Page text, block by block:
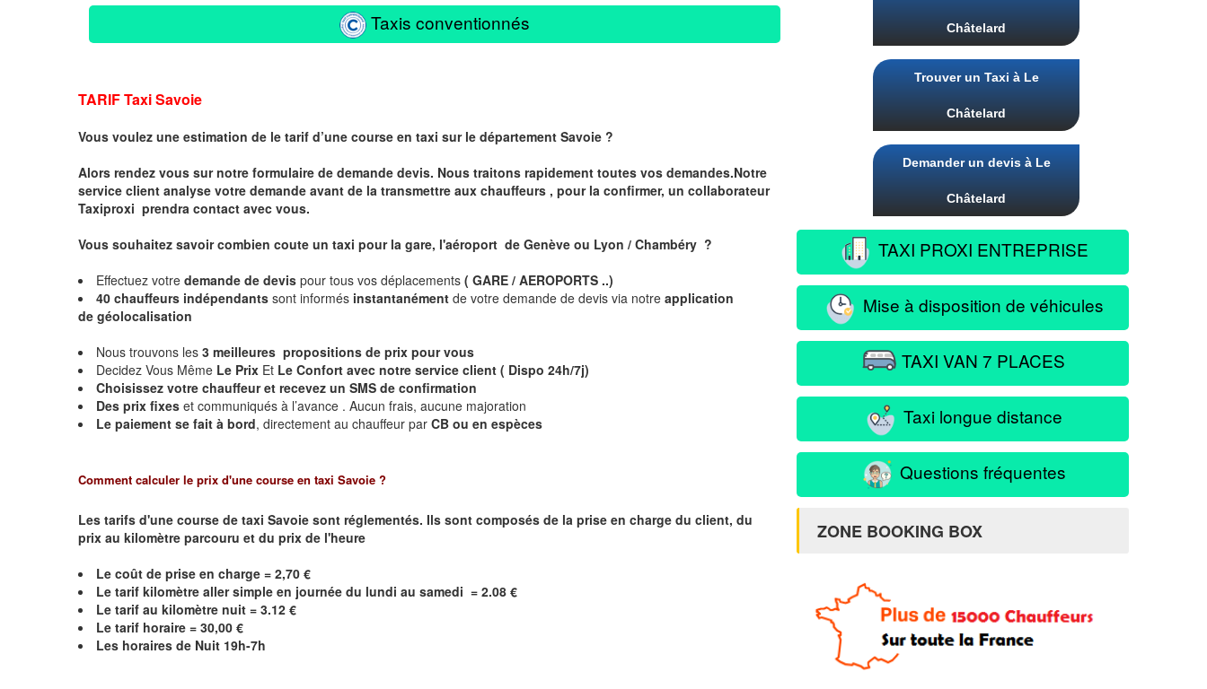
Taxis conventionnés
TARIF Taxi Savoie
Vous voulez une estimation de le tarif d’une course en taxi sur le département Savoie ?
Alors rendez vous sur notre formulaire de demande devis. Nous traitons rapidement toutes vos demandes.Notre
service client analyse votre demande avant de la transmettre aux chauffeurs , pour la confirmer, un collaborateur
Taxiproxi prendra contact avec vous.
Vous souhaitez savoir combien coute un taxi pour la gare, l'aéroport de Genève ou Lyon / Chambéry ?
Effectuez votre demande de devis pour tous vos déplacements ( GARE / AEROPORTS ..)
40 chauffeurs indépendants sont informés instantanément de votre demande de devis via notre application
de géolocalisation
Nous trouvons les 3 meilleures propositions de prix pour vous
Decidez Vous Même Le Prix Et Le Confort avec notre service client ( Dispo 24h/7j)
Choisissez votre chauffeur et recevez un SMS de confirmation
Des prix fixes et communiqués à l’avance . Aucun frais, aucune majoration
Le paiement se fait à bord, directement au chauffeur par CB ou en espèces
Comment calculer le prix d'une course en taxi Savoie ?
Les tarifs d'une course de taxi Savoie sont réglementés. Ils sont composés de la prise en charge du client, du
prix au kilomètre parcouru et du prix de l'heure
Le coût de prise en charge = 2,70 €
Le tarif kilomètre aller simple en journée du lundi au samedi = 2.08 €
Le tarif au kilomètre nuit = 3.12 €
Le tarif horaire = 30,00 €
Les horaires de Nuit 19h-7h
Châtelard
Trouver un Taxi à Le
Châtelard
Demander un devis à Le
Châtelard
TAXI PROXI ENTREPRISE
Mise à disposition de véhicules
TAXI VAN 7 PLACES
Taxi longue distance
Questions fréquentes
ZONE BOOKING BOX